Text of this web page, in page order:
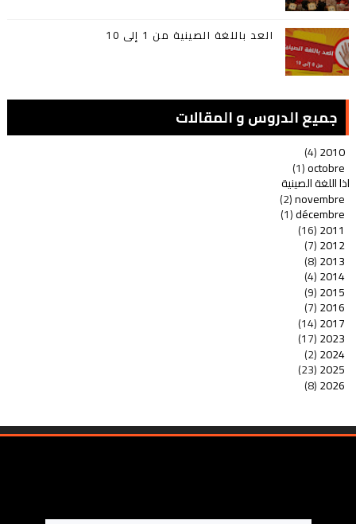
العد باللغة الصينية من 1 إلى 10
جميع الدروس و المقالات
2010
(4)
octobre
(1)
اللغة الصينية
novembre
(2)
décembre
(1)
2011
(16)
2012
(7)
2013
(8)
2014
(4)
2015
(9)
2016
(7)
2017
(14)
2023
(17)
2024
(2)
2025
(23)
2026
(8)